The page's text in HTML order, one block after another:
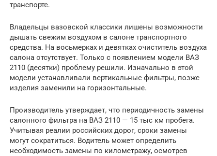
транспорте.
Владельцы вазовской классики лишены возможности
дышать свежим воздухом в салоне транспортного
средства. На восьмерках и девятках очиститель воздуха
салона отсутствует. Только с появлением модели ВАЗ
2110 (десятки) проблему решили. Изначально в этой
модели устанавливали вертикальные фильтры, позже
изделия заменили на горизонтальные.
Производитель утверждает, что периодичность замены
салонного фильтра на ВАЗ 2110 — 15 тыс км пробега.
Учитывая реалии российских дорог, сроки замены
могут сократиться. Водитель может определить
необходимость замены по километражу, осмотрев